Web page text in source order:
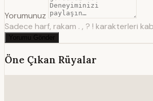
Yorumunuz
Sadece harf, rakam . , ? ! karakterleri
Yorumu Gönder
Öne Çıkan Rüyalar